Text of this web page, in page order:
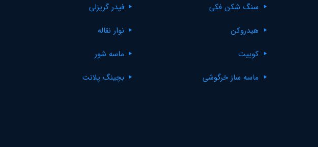
سنگ شکن فکی
هیدروکن
کوبیت
ماسه ساز خرگوشی
فیدر گریزلی
نوار نقاله
ماسه شور
بچینگ پلانت